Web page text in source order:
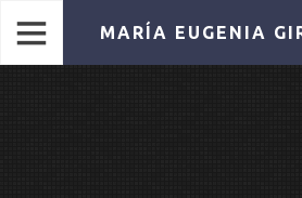
MARÍA EUGENIA